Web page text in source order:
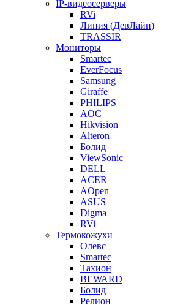
IP-видеосерверы
RVi
Линия (ДевЛайн)
TRASSIR
Мониторы
Smartec
EverFocus
Samsung
Giraffe
PHILIPS
AOC
Hikvision
Alteron
Болид
ViewSonic
DELL
ACER
AOpen
ASUS
Digma
RVi
Термокожухи
Олевс
Smartec
Тахион
BEWARD
Болид
Релион